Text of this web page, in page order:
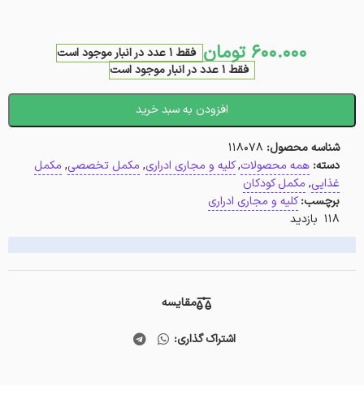
600.000 تومان فقط 1 عدد در انبار موجود است
فقط 1 عدد در انبار موجود است
افزودن به سبد خرید
شناسه محصول: 118078
دسته: همه محصولات,کلیه و مجاری ادراری, مکمل تخصصی, مکمل
غذایی, مکمل کودکان
برچسب:کلیه و مجاری ادراری
118 بازدید
مقایسه
اشتراک گذاری: